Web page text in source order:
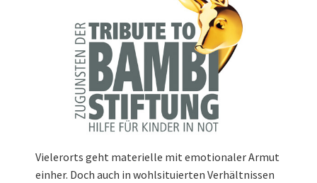
Vielerorts geht materielle mit emotionaler Armut
einher. Doch auch in wohlsituierten Verhältnissen